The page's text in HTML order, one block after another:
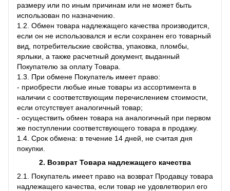
размеру или по иным причинам или не может быть
использован по назначению.
1.2. Обмен товара надлежащего качества производится,
если он не использовался и если сохранен его товарный
вид, потребительские свойства, упаковка, пломбы,
ярлыки, а также расчетный документ, выданный
Покупателю за оплату Товара.
1.3. При обмене Покупатель имеет право:
- приобрести любые иные товары из ассортимента в
наличии с соответствующим перечислением стоимости,
если отсутствует аналогичный товар;
- осуществить обмен товара на аналогичный при первом
же поступлении соответствующего товара в продажу.
1.4. Срок обмена: в течение 14 дней, не считая дня
покупки.
2. Возврат Товара надлежащего качества
2.1. Покупатель имеет право на возврат Продавцу товара
надлежащего качества, если товар не удовлетворил его